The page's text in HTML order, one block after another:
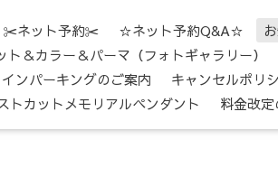
✂ネット予約✂ ☆ネット予約Q&A☆
ト＆カラー＆パーマ（フォトギャラリー）
ンパーキングのご案内
キャンセルポリ
トカットメモリアルペンダント 料金改